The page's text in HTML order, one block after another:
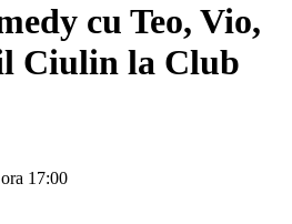
cu Teo, Vio,
Ciulin la Club
17:00